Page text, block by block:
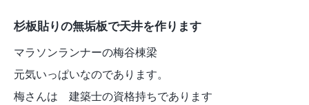
杉板貼りの無垢板で天井を作ります
マラソンランナーの梅谷棟梁
元気いっぱいなのであります。
梅さんは 建築士の資格持ちであります